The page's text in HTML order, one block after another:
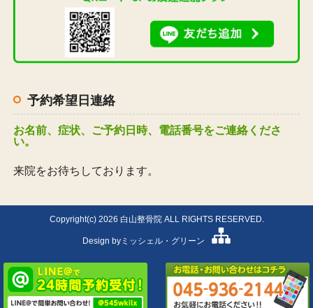
予約希望日連絡
お名前、症状、ご予約日時、電話番号をご連絡くださ
い。
来院をお待ちしております。
Copyright(c) 2026 白山整骨院 ALL RIGHTS RESERVED.
Design by ミッシェル・グリーン